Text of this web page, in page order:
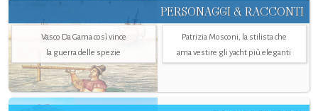
PERSONAGGI & RACCONTI
Vasco Da Gama così vince
la guerra delle spezie
Patrizia Mosconi, la stilista che
ama vestire gli yacht più eleganti